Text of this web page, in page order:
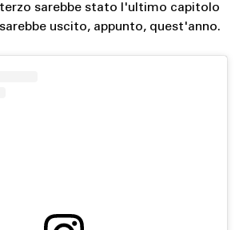
terzo sarebbe stato l'ultimo capitolo
uscito, appunto, quest'anno.